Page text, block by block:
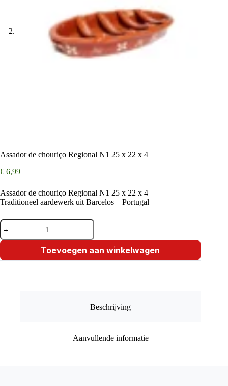
Assador de chouriço Regional N1 25 x 22 x 4
€ 6,99
Assador de chouriço Regional N1 25 x 22 x 4
Traditioneel aardewerk uit Barcelos – Portugal
Assador
de
chouriço
N1
Toevoegen aan winkelwagen
Beschrijving
Aanvullende informatie